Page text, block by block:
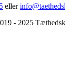
eller
- 2025